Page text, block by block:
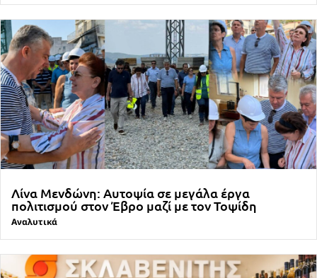
Λίνα Μενδώνη: Αυτοψία σε μεγάλα έργα
πολιτισμού στον Έβρο μαζί με τον Τοψίδη
Αναλυτικά